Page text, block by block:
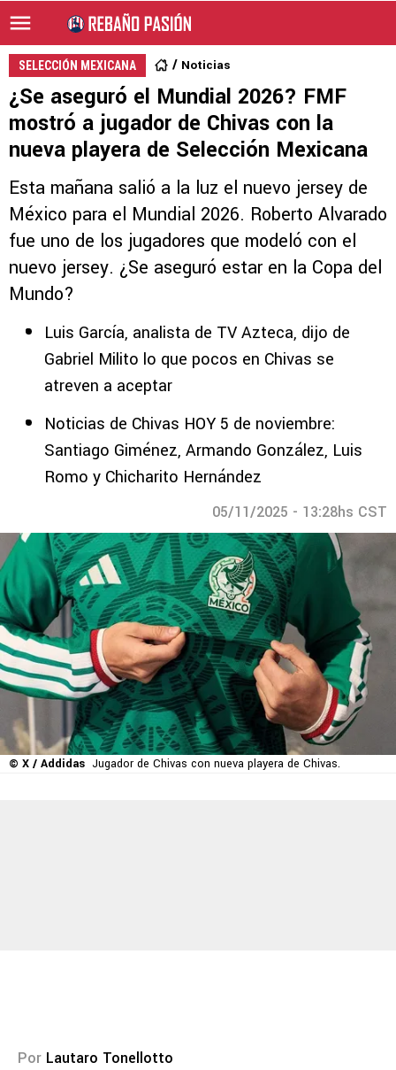
SELECCIÓN MEXICANA Noticias
¿Se aseguró el Mundial 2026? FMF
mostró a jugador de Chivas con la
nueva playera de Selección Mexicana
Esta mañana salió a la luz el nuevo jersey de
México para el Mundial 2026. Roberto Alvarado
fue uno de los jugadores que modeló con el
nuevo jersey. ¿Se aseguró estar en la Copa del
Mundo?
Luis García, analista de TV Azteca, dijo de
Gabriel Milito lo que pocos en Chivas se
atreven a aceptar
Noticias de Chivas HOY 5 de noviembre:
Santiago Giménez, Armando González, Luis
Romo y Chicharito Hernández
05/11/2025 - 13:28hs CST
© X / Addidas Jugador de Chivas con nueva playera de Chivas.
Por Lautaro Tonellotto